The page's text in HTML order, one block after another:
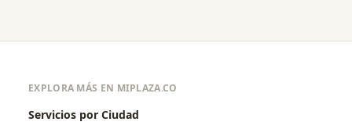
EXPLORA MÁS EN MIPLAZA.CO
Servicios por Ciudad